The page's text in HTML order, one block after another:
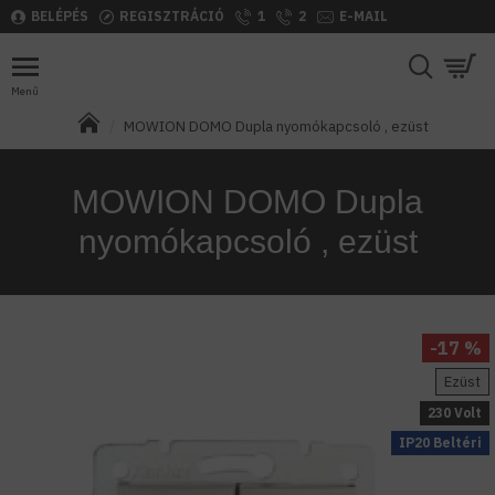
BELÉPÉS REGISZTRÁCIÓ 1 2 E-MAIL
MOWION DOMO Dupla nyomókapcsoló , ezüst
MOWION DOMO Dupla
nyomókapcsoló , ezüst
IP20 Beltéri
Ezüst
230 Volt
-17 %